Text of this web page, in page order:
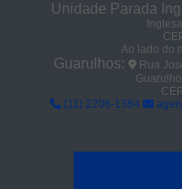
Unidade Parada
Ao lado do
Guarulhos:
Rua
(11) 2206-1364